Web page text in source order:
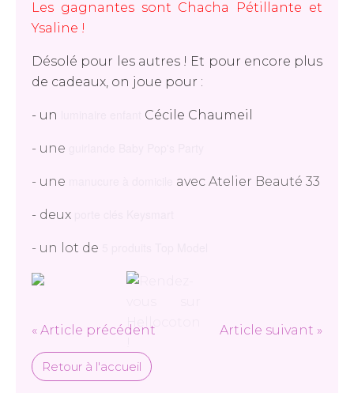
Les gagnantes sont Chacha Pétillante et
Ysaline !
Désolé pour les autres ! Et pour encore plus
de cadeaux, on joue pour :
- un Cécile Chaumeil
- une
- une avec Atelier Beauté 33
- deux
- un lot de
« Article précédent Article suivant »
Retour à l'accueil